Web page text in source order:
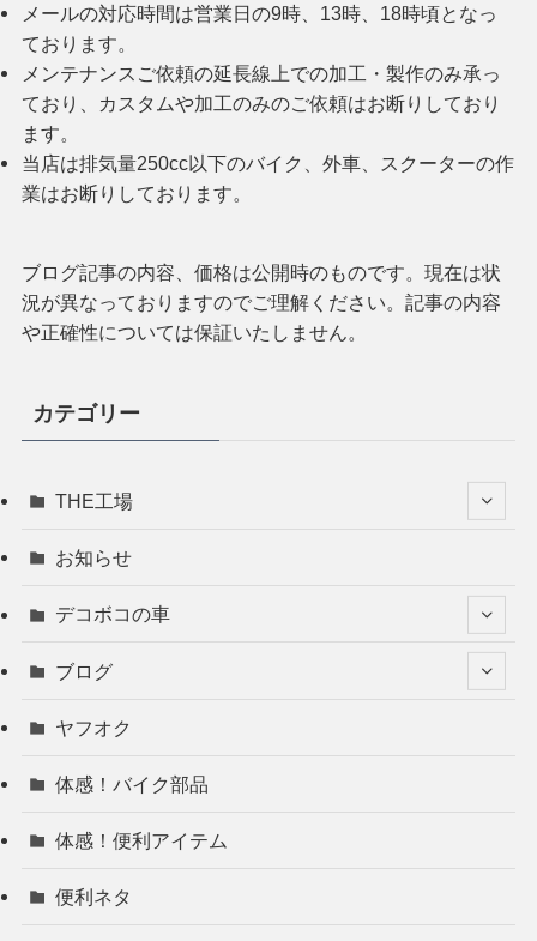
メールの対応時間は営業日の9時、13時、18時頃となっ
ております。
メンテナンスご依頼の延長線上での加工・製作のみ承っ
ており、カスタムや加工のみのご依頼はお断りしており
ます。
当店は排気量250cc以下のバイク、外車、スクーターの作
業はお断りしております。
ブログ記事の内容、価格は公開時のものです。現在は状
況が異なっておりますのでご理解ください。記事の内容
や正確性については保証いたしません。
カテゴリー
THE工場
お知らせ
デコボコの車
ブログ
ヤフオク
体感！バイク部品
体感！便利アイテム
便利ネタ